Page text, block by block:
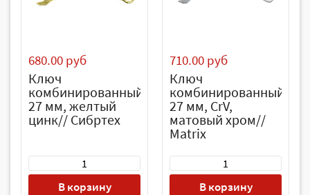
680.00 руб
Ключ
комбинированный,
27 мм, желтый
цинк// Сибртех
В корзину
710.00 руб
Ключ
комбинированный,
27 мм, CrV,
матовый хром//
Matrix
В корзину